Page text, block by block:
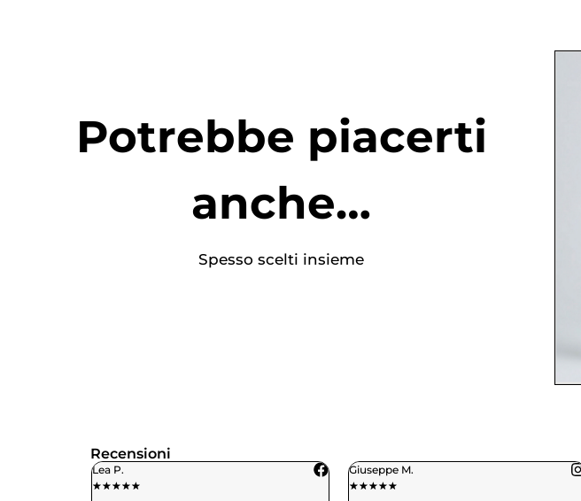
Potrebbe piacerti
anche…
Spesso scelti insieme
Recensioni
Giuseppe M.
★★★★★
Benedetto T.
★★★★★